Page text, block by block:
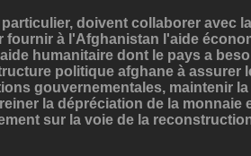
particulier, doivent collaborer avec
fournir à l'Afghanistan l'aide
humanitaire dont le pays a
politique afghane à assurer
gouvernementales, maintenir
la dépréciation de la monnaie
sur la voie de la